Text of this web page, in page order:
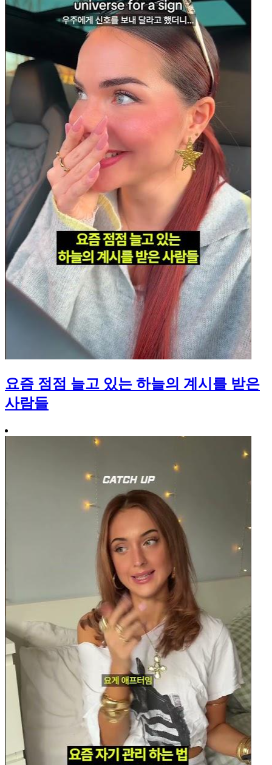
요즘 점점 늘고 있는 하늘의 계시를 받은
사람들